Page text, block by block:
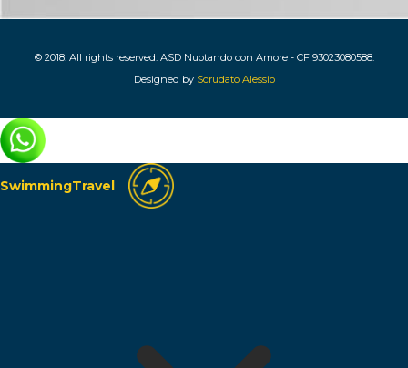
© 2018. All rights reserved. ASD Nuotando con Amore - CF 93023080588.
Designed by Scrudato Alessio
SwimmingTravel